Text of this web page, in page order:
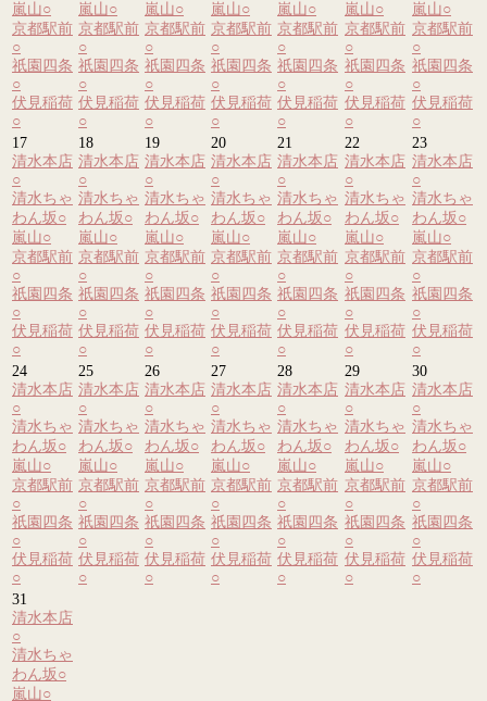
嵐山○
京都駅前
○
祇園四条
○
伏見稲荷
○
嵐山○
京都駅前
○
祇園四条
○
伏見稲荷
○
嵐山○
京都駅前
○
祇園四条
○
伏見稲荷
○
嵐山○
京都駅前
○
祇園四条
○
伏見稲荷
○
嵐山○
京都駅前
○
祇園四条
○
伏見稲荷
○
嵐山○
京都駅前
○
祇園四条
○
伏見稲荷
○
嵐山○
京都駅前
○
祇園四条
○
伏見稲荷
○
17
清水本店
○
清水ちゃ
わん坂○
嵐山○
京都駅前
○
祇園四条
○
伏見稲荷
○
18
清水本店
○
清水ちゃ
わん坂○
嵐山○
京都駅前
○
祇園四条
○
伏見稲荷
○
19
清水本店
○
清水ちゃ
わん坂○
嵐山○
京都駅前
○
祇園四条
○
伏見稲荷
○
20
清水本店
○
清水ちゃ
わん坂○
嵐山○
京都駅前
○
祇園四条
○
伏見稲荷
○
21
清水本店
○
清水ちゃ
わん坂○
嵐山○
京都駅前
○
祇園四条
○
伏見稲荷
○
22
清水本店
○
清水ちゃ
わん坂○
嵐山○
京都駅前
○
祇園四条
○
伏見稲荷
○
23
清水本店
○
清水ちゃ
わん坂○
嵐山○
京都駅前
○
祇園四条
○
伏見稲荷
○
24
清水本店
○
清水ちゃ
わん坂○
嵐山○
京都駅前
○
祇園四条
○
伏見稲荷
○
25
清水本店
○
清水ちゃ
わん坂○
嵐山○
京都駅前
○
祇園四条
○
伏見稲荷
○
26
清水本店
○
清水ちゃ
わん坂○
嵐山○
京都駅前
○
祇園四条
○
伏見稲荷
○
27
清水本店
○
清水ちゃ
わん坂○
嵐山○
京都駅前
○
祇園四条
○
伏見稲荷
○
28
清水本店
○
清水ちゃ
わん坂○
嵐山○
京都駅前
○
祇園四条
○
伏見稲荷
○
29
清水本店
○
清水ちゃ
わん坂○
嵐山○
京都駅前
○
祇園四条
○
伏見稲荷
○
30
清水本店
○
清水ちゃ
わん坂○
嵐山○
京都駅前
○
祇園四条
○
伏見稲荷
○
31
清水本店
○
清水ちゃ
わん坂○
嵐山○